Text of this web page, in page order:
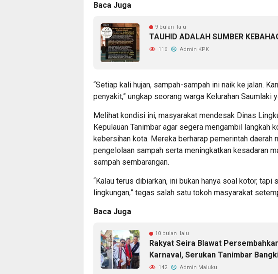
Baca Juga
9 bulan lalu
TAUHID ADALAH SUMBER
116 Admin KPK
“Setiap kali hujan, sampah-sampah ini naik ke jalan.
penyakit,” ungkap seorang warga Kelurahan Saumlaki
Melihat kondisi ini, masyarakat mendesak Dinas
Kepulauan Tanimbar agar segera mengambil langkah
kebersihan kota. Mereka berharap pemerintah daerah
pengelolaan sampah serta meningkatkan kesadaran
sampah sembarangan.
“Kalau terus dibiarkan, ini bukan hanya soal kotor, tapi
lingkungan,” tegas salah satu tokoh masyarakat
Baca Juga
10 bulan lalu
Rakyat Seira Blawat
Karnaval, Serukan Tanimbar
142 Admin Maluku